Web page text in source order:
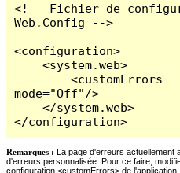
<!-- Fichier de
Web.Config -->
<configuration>
    <system.web>
        <customErrors
mode="Off"/>
    </system.web>
</configuration>
Remarques : La page d'erreurs actuellement
d'erreurs personnalisée. Pour ce faire,
configuration <customErrors> de